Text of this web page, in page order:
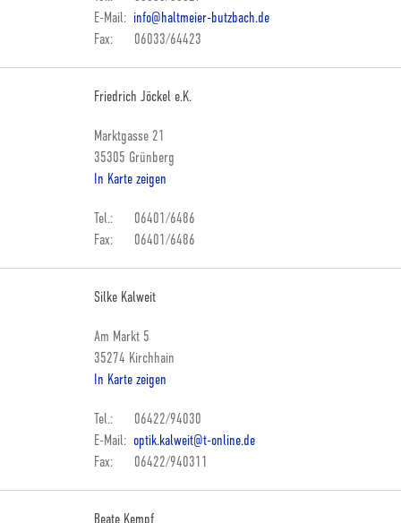
E-Mail: info@haltmeier-butzbach.de
Fax: 06033/64423
Friedrich Jöckel e.K.
Marktgasse 21
35305 Grünberg
In Karte zeigen
Tel.: 06401/6486
Fax: 06401/6486
Silke Kalweit
Am Markt 5
35274 Kirchhain
In Karte zeigen
Tel.: 06422/94030
E-Mail: optik.kalweit@t-online.de
Fax: 06422/940311
Beate Kempf